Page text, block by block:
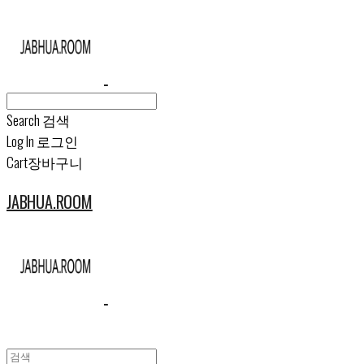
Search 검색
Log In 로그인
Cart장바구니
JABHUA.ROOM